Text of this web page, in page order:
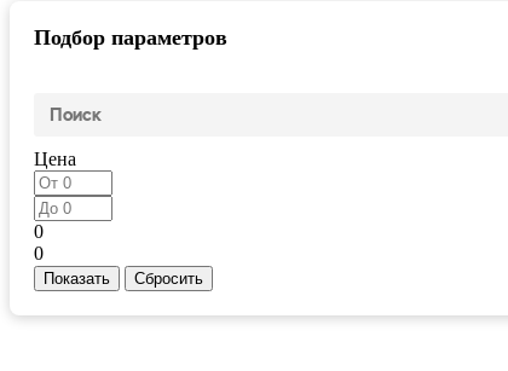
Подбор параметров
Цена
0
0